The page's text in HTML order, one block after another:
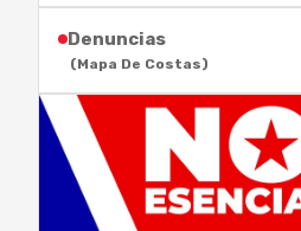
Denuncias
(Mapa De Costas)